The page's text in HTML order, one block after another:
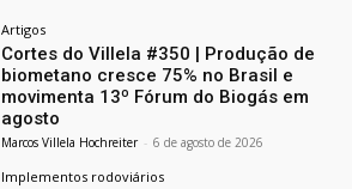
Artigos
Cortes do Villela #350 | Produção de
biometano cresce 75% no Brasil e
movimenta 13º Fórum do Biogás em
agosto
Marcos Villela Hochreiter - 6 de agosto de 2026
Implementos rodoviários